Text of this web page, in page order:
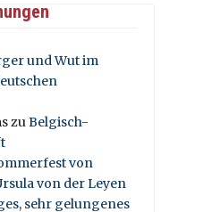
und Wut im
zuBelgisch-
von
von der Leyen
sehr gelungenes